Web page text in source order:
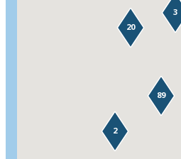
89
20
2
3